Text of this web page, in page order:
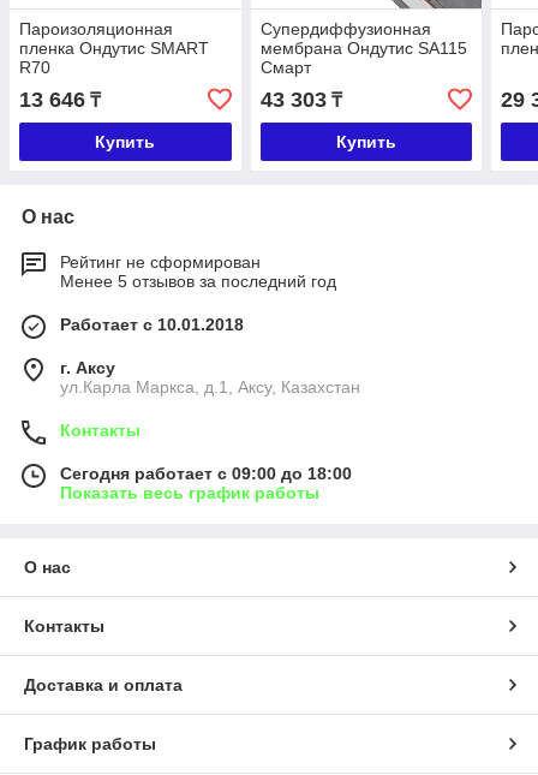
Пароизоляционная
пленка Ондутис SMART
R70
13 646 ₸
Купить
Супердиффузионная
мембрана Ондутис SA115
Смарт
43 303₸
Купить
29
О нас
Рейтинг не сформирован
Менее 5 отзывов за последний год
Работает с 10.01.2018
г. Аксу
ул.Карла Маркса, д.1, Аксу, Казахстан
Контакты
Сегодня работает с 09:00 до 18:00
Показать весь график работы
О нас
Контакты
Доставка и оплата
График работы